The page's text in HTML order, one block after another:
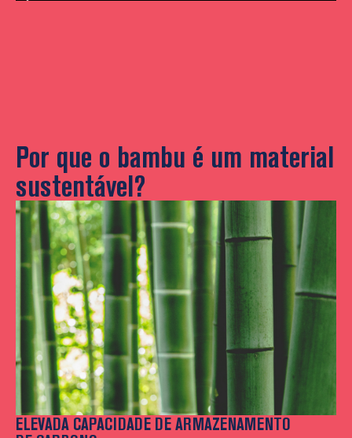
Por que o bambu é um material
sustentável?
ELEVADA CAPACIDADE DE ARMAZENAMENTO